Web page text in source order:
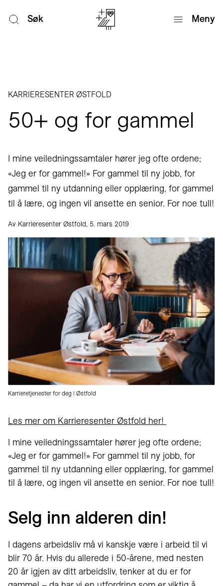
Søk Meny
KARRIERESENTER ØSTFOLD
50+ og for gammel
I mine veiledningssamtaler hører jeg ofte ordene;
«Jeg er for gammel!» For gammel til ny jobb, for
gammel til ny utdanning eller opplæring, for gammel
til å lære, og ingen vil ansette en senior. For noe tull!
Av Karrieresenter Østfold, 5. mars 2019
Karrieretjenester for deg i Østfold
Les mer om Karrieresenter Østfold her!
I mine veiledningssamtaler hører jeg ofte ordene;
«Jeg er for gammel!» For gammel til ny jobb, for
gammel til ny utdanning eller opplæring, for gammel
til å lære, og ingen vil ansette en senior. For noe tull!
Selg inn alderen din!
I dagens arbeidsliv må vi kanskje være i arbeid til vi
blir 70 år. Hvis du allerede i 50-årene, med nesten
20 år igjen av ditt arbeidsliv, tenker at du er for